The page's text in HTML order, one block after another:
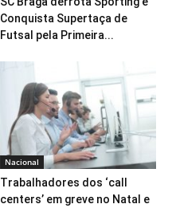
Conquista Supertaça de
Futsal pela Primeira...
Nacional
Trabalhadores dos ‘call
centers’ em greve no Natal e